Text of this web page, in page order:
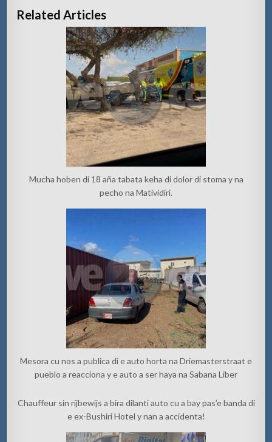
Related Articles
Mucha hoben di 18 aña tabata keha di dolor di stoma y na
pecho na Matividiri.
Mesora cu nos a publica di e auto horta na Driemasterstraat e
pueblo a reacciona y e auto a ser haya na Sabana Liber
Chauffeur sin rijbewijs a bira dilanti auto cu a bay pas’e banda di
e ex-Bushiri Hotel y nan a accidenta!